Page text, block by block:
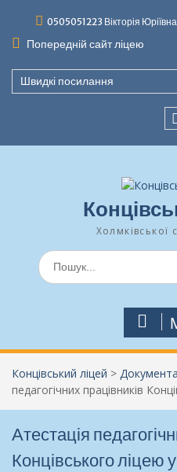
вмісту
0505051223 Вікторія Юріївна
Попередній сайт ліцею
Швидкі посилання
Холмківської
Шукати:
Концівський ліцей >
педагогічних працівників
Атестація
Концівського